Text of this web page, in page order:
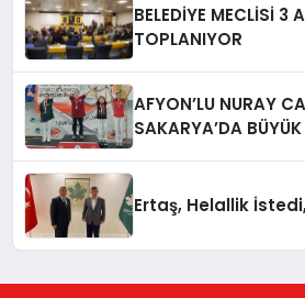
BELEDİYE MECLİSİ 3
TOPLANIYOR
AFYON’LU NURAY
SAKARYA’DA
Ertaş, Helallik